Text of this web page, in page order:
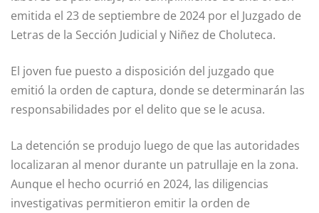
emitida el 23 de septiembre de 2024 por el Juzgado de
Letras de la Sección Judicial y Niñez de Choluteca.
El joven fue puesto a disposición del juzgado que
emitió la orden de captura, donde se determinarán las
responsabilidades por el delito que se le acusa.
La detención se produjo luego de que las autoridades
localizaran al menor durante un patrullaje en la zona.
Aunque el hecho ocurrió en 2024, las diligencias
investigativas permitieron emitir la orden de